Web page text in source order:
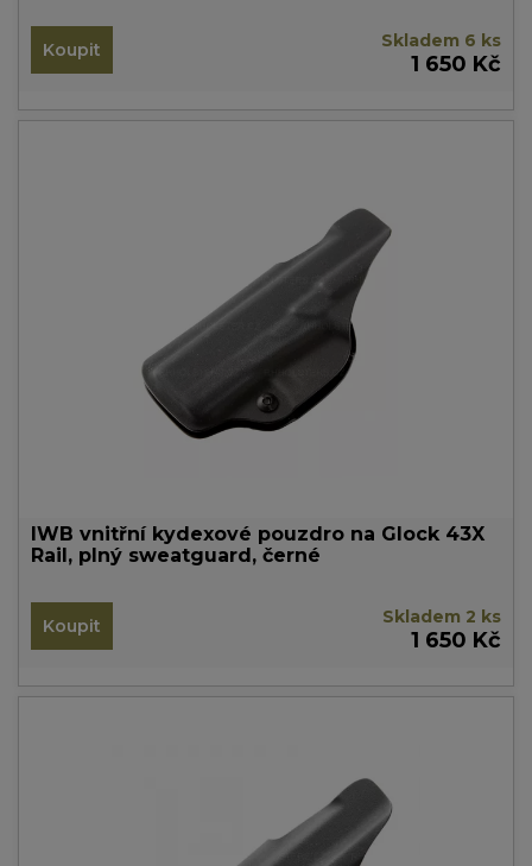
Koupit Skladem 6 ks
1 650 Kč
IWB vnitřní kydexové pouzdro na Glock 43X
Rail, plný sweatguard, černé
Koupit Skladem 2 ks
1 650 Kč